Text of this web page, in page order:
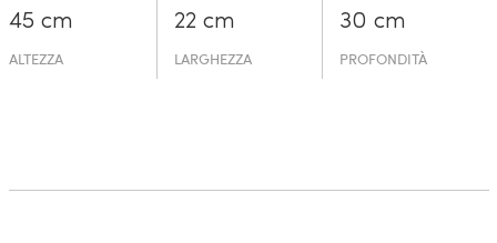
45 cm
ALTEZZA
22 cm
LARGHEZZA
30 cm
PROFONDITÀ